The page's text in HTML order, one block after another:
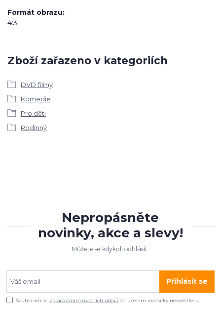
Formát obrazu
4:3
Zboží zařazeno v kategoriích
DVD filmy
Komedie
Pro děti
Rodinný
Nepropásněte
novinky, akce a slevy!
Můžete se kdykoli odhlásit.
Přihlásit se
Souhlasím se zpracováním osobních údajů za účelem rozesílky newsletteru.